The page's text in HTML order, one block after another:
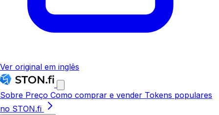
Ver original em inglês
Sobre Preço Como comprar e vender Tokens populares
no STON.fi